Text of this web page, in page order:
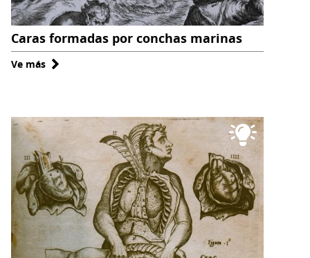
Caras formadas por conchas marinas
Ve más sobre
por
marinas